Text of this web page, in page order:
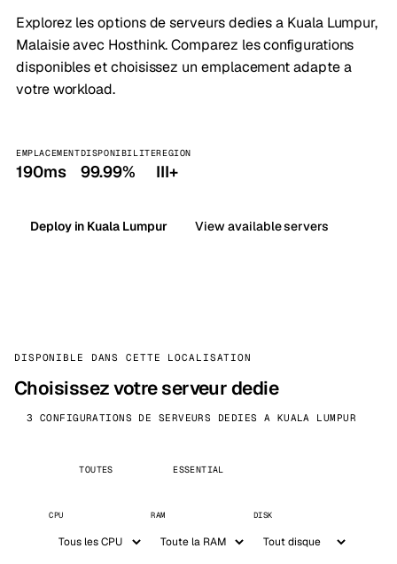
Explorez les options de serveurs dedies a Kuala Lumpur,
Malaisie avec Hosthink. Comparez les configurations
disponibles et choisissez un emplacement adapte a
votre workload.
EMPLACEMENT
190ms
DISPONIBILITE
99.99%
REGION
III+
Deploy in Kuala Lumpur View available servers
DISPONIBLE DANS CETTE LOCALISATION
Choisissez votre serveur dedie
3 CONFIGURATIONS DE SERVEURS DEDIES A KUALA LUMPUR
TOUTES ESSENTIAL
CPU RAM DISK